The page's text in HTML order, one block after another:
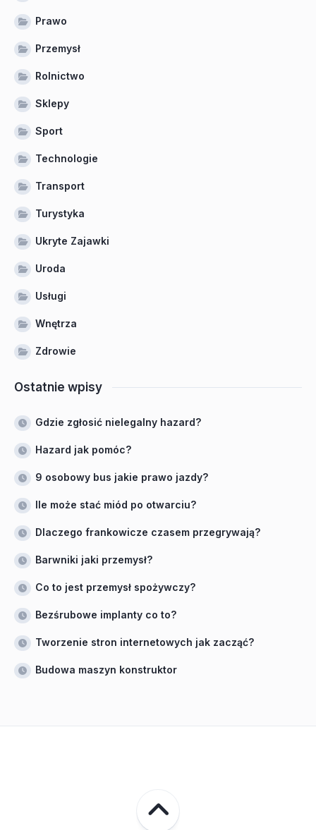
Prawo
Przemysł
Rolnictwo
Sklepy
Sport
Technologie
Transport
Turystyka
Ukryte Zajawki
Uroda
Usługi
Wnętrza
Zdrowie
Ostatnie wpisy
Gdzie zgłosić nielegalny hazard?
Hazard jak pomóc?
9 osobowy bus jakie prawo jazdy?
Ile może stać miód po otwarciu?
Dlaczego frankowicze czasem przegrywają?
Barwniki jaki przemysł?
Co to jest przemysł spożywczy?
Bezśrubowe implanty co to?
Tworzenie stron internetowych jak zacząć?
Budowa maszyn konstruktor